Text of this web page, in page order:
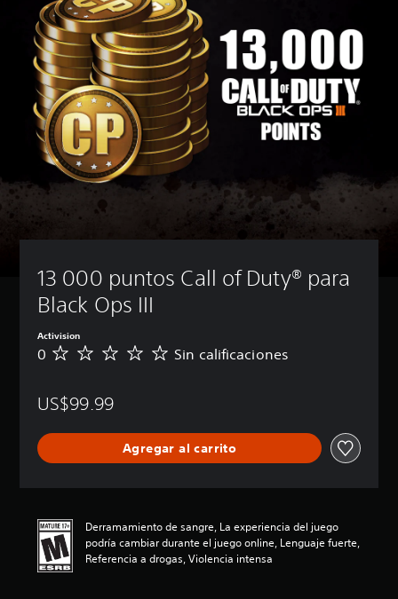
13 000 puntos Call of Duty® para
Black Ops III
Activision
S
c
i
c
o
0 Sin calificaciones
US$99.99
Agregar al carrito
Derramamiento de sangre, La experiencia del juego
podría cambiar durante el juego online, Lenguaje fuerte,
Referencia a drogas, Violencia intensa